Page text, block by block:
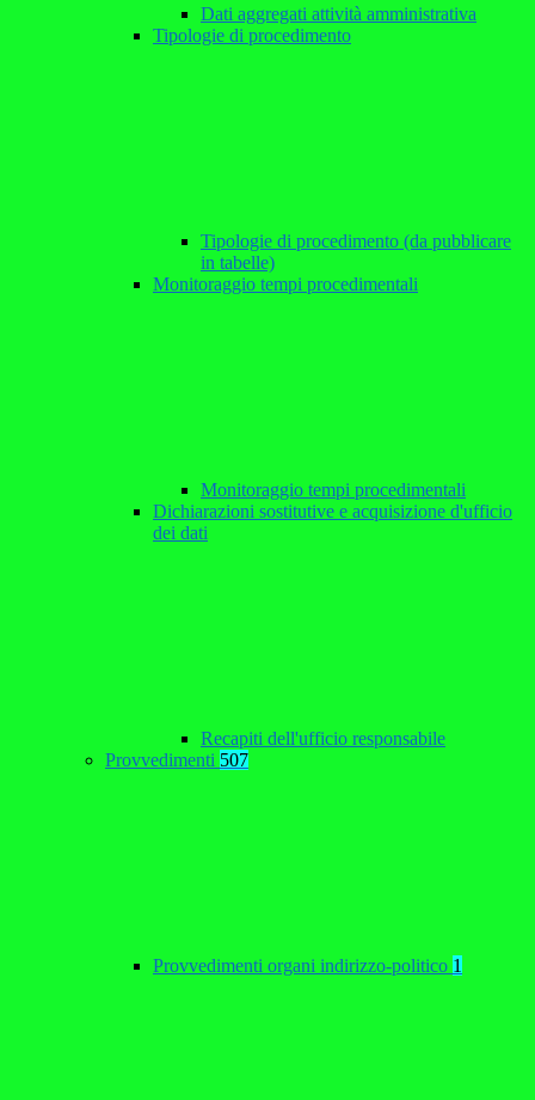
Dati aggregati attività amministrativa
Tipologie di procedimento
Tipologie di procedimento (da pubblicare
in tabelle)
Monitoraggio tempi procedimentali
Monitoraggio tempi procedimentali
Dichiarazioni sostitutive e acquisizione d'ufficio
dei dati
Recapiti dell'ufficio responsabile
Provvedimenti 507
Provvedimenti organi indirizzo-politico 1